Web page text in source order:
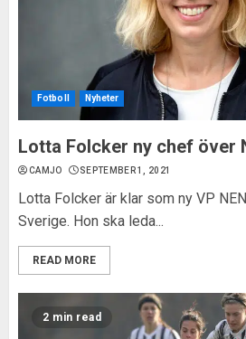
Fotboll Nyheter
Lotta Folcker ny chef över
CAMJO SEPTEMBER 1, 2021
Lotta Folcker är klar som ny VP
Sverige. Hon ska leda...
READ MORE
2 min read